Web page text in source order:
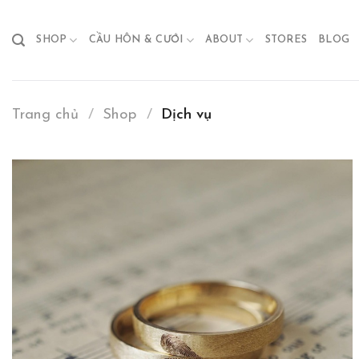
content
SHOP CẦU HÔN & CƯỚI ABOUT STORES BLOG
Trang chủ / Shop / Dịch vụ